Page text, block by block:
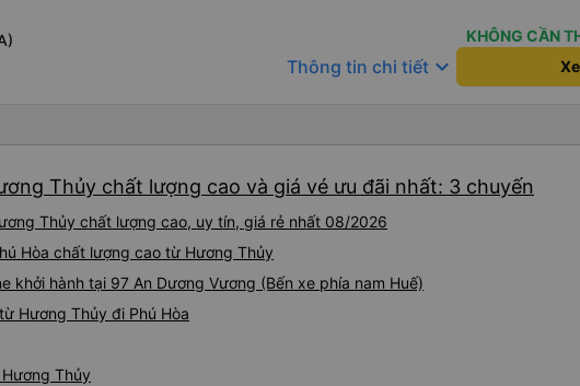
cho điểm tối đa. Cảm ơn bạn rất nhiều.
KHÔNG CẦN
Thông tin chi tiết keyboard_arrow_down
Thủy chất lượng cao và giá vé ưu đãi nhất: 3 chuyến
Thủy chất lượng cao, uy tín, giá rẻ nhất 08/2026
Hòa chất lượng cao từ Hương Thủy
khởi hành tại 97 An Dương Vương (Bến xe phía nam Huế)
Hương Thủy đi Phú Hòa
Thủy